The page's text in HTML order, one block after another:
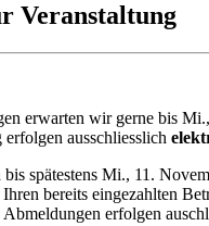
Veranstaltung
erwarten wir gerne bis
ausschliesslich
spätestens Mi., 11.
bereits eingezahlten
Abmeldungen erfolgen